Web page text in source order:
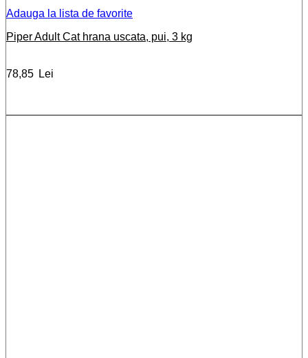
Adauga la lista de favorite
Piper Adult Cat hrana uscata, pui, 3 kg
78,85 Lei